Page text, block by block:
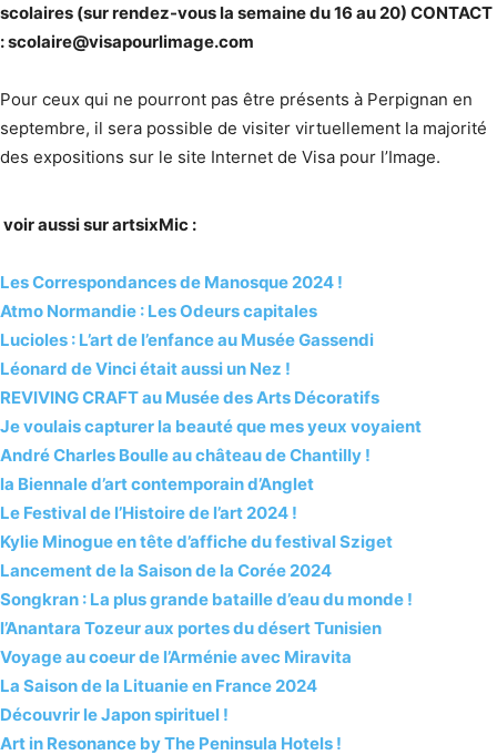
scolaires (sur rendez-vous la semaine du 16 au 20) CONTACT
: scolaire@visapourlimage.com
Pour ceux qui ne pourront pas être présents à Perpignan en
septembre, il sera possible de visiter virtuellement la majorité
des expositions sur le site Internet de Visa pour l’Image.
voir aussi sur artsixMic :
Les Correspondances de Manosque 2024 !
Atmo Normandie : Les Odeurs capitales
Lucioles : L’art de l’enfance au Musée Gassendi
Léonard de Vinci était aussi un Nez !
REVIVING CRAFT au Musée des Arts Décoratifs
Je voulais capturer la beauté que mes yeux voyaient
André Charles Boulle au château de Chantilly !
la Biennale d’art contemporain d’Anglet
Le Festival de l’Histoire de l’art 2024 !
Kylie Minogue en tête d’affiche du festival Sziget
Lancement de la Saison de la Corée 2024
Songkran : La plus grande bataille d’eau du monde !
l’Anantara Tozeur aux portes du désert Tunisien
Voyage au coeur de l’Arménie avec Miravita
La Saison de la Lituanie en France 2024
Découvrir le Japon spirituel !
Art in Resonance by The Peninsula Hotels !